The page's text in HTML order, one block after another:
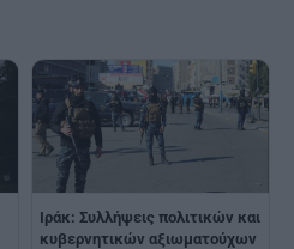
Ιράκ: Συλλήψεις πολιτικών και
κυβερνητικών αξιωματούχων